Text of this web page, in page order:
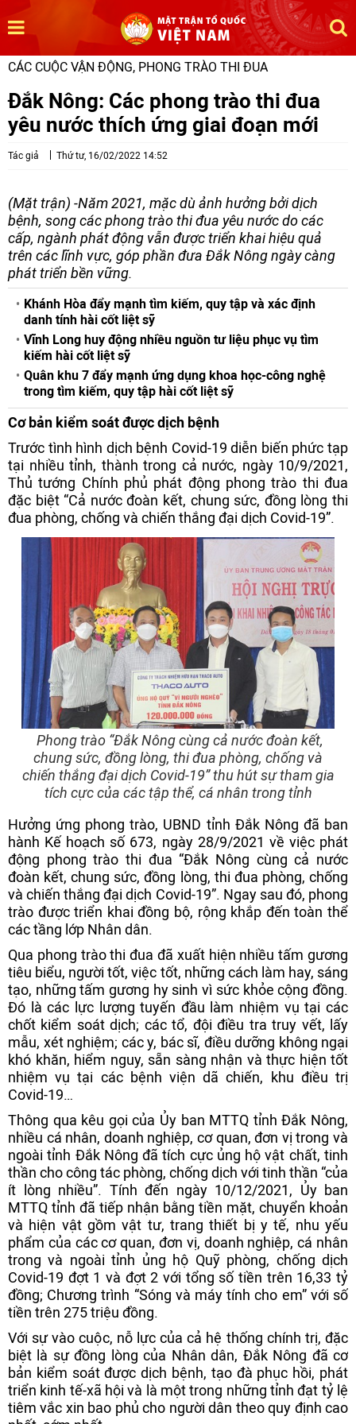
CÁC CUỘC VẬN ĐỘNG, PHONG TRÀO THI ĐUA
Đắk Nông: Các phong trào thi đua
yêu nước thích ứng giai đoạn mới
Tác giả Thứ tư, 16/02/2022 14:52
(Mặt trận) -Năm 2021, mặc dù ảnh hưởng bởi dịch
bệnh, song các phong trào thi đua yêu nước do các
cấp, ngành phát động vẫn được triển khai hiệu quả
trên các lĩnh vực, góp phần đưa Đắk Nông ngày càng
phát triển bền vững.
Khánh Hòa đẩy mạnh tìm kiếm, quy tập và xác định
danh tính hài cốt liệt sỹ
Vĩnh Long huy động nhiều nguồn tư liệu phục vụ tìm
kiếm hài cốt liệt sỹ
Quân khu 7 đẩy mạnh ứng dụng khoa học-công nghệ
trong tìm kiếm, quy tập hài cốt liệt sỹ
Cơ bản kiểm soát được dịch bệnh
Trước tình hình dịch bệnh Covid-19 diễn biến phức tạp
tại nhiều tỉnh, thành trong cả nước, ngày 10/9/2021,
Thủ tướng Chính phủ phát động phong trào thi đua
đặc biệt “Cả nước đoàn kết, chung sức, đồng lòng thi
đua phòng, chống và chiến thắng đại dịch Covid-19”.
Phong trào “Đắk Nông cùng cả nước đoàn kết,
chung sức, đồng lòng, thi đua phòng, chống và
chiến thắng đại dịch Covid-19” thu hút sự tham gia
tích cực của các tập thể, cá nhân trong tỉnh
Hưởng ứng phong trào, UBND tỉnh Đắk Nông đã ban
hành Kế hoạch số 673, ngày 28/9/2021 về việc phát
động phong trào thi đua “Đắk Nông cùng cả nước
đoàn kết, chung sức, đồng lòng, thi đua phòng, chống
và chiến thắng đại dịch Covid-19”. Ngay sau đó, phong
trào được triển khai đồng bộ, rộng khắp đến toàn thể
các tầng lớp Nhân dân.
Qua phong trào thi đua đã xuất hiện nhiều tấm gương
tiêu biểu, người tốt, việc tốt, những cách làm hay, sáng
tạo, những tấm gương hy sinh vì sức khỏe cộng đồng.
Đó là các lực lượng tuyến đầu làm nhiệm vụ tại các
chốt kiểm soát dịch; các tổ, đội điều tra truy vết, lấy
mẫu, xét nghiệm; các y, bác sĩ, điều dưỡng không ngại
khó khăn, hiểm nguy, sẵn sàng nhận và thực hiện tốt
nhiệm vụ tại các bệnh viện dã chiến, khu điều trị
Covid-19…
Thông qua kêu gọi của Ủy ban MTTQ tỉnh Đắk Nông,
nhiều cá nhân, doanh nghiệp, cơ quan, đơn vị trong và
ngoài tỉnh Đắk Nông đã tích cực ủng hộ vật chất, tinh
thần cho công tác phòng, chống dịch với tinh thần “của
ít lòng nhiều”. Tính đến ngày 10/12/2021, Ủy ban
MTTQ tỉnh đã tiếp nhận bằng tiền mặt, chuyển khoản
và hiện vật gồm vật tư, trang thiết bị y tế, nhu yếu
phẩm của các cơ quan, đơn vị, doanh nghiệp, cá nhân
trong và ngoài tỉnh ủng hộ Quỹ phòng, chống dịch
Covid-19 đợt 1 và đợt 2 với tổng số tiền trên 16,33 tỷ
đồng; Chương trình “Sóng và máy tính cho em” với số
tiền trên 275 triệu đồng.
Với sự vào cuộc, nỗ lực của cả hệ thống chính trị, đặc
biệt là sự đồng lòng của Nhân dân, Đắk Nông đã cơ
bản kiểm soát được dịch bệnh, tạo đà phục hồi, phát
triển kinh tế-xã hội và là một trong những tỉnh đạt tỷ lệ
tiêm vắc xin bao phủ cho người dân theo quy định cao